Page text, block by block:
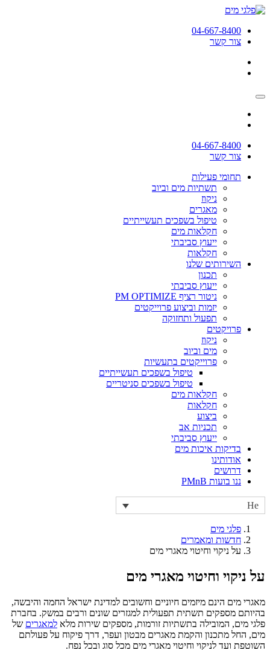
04-667-8400
צור קשר
04-667-8400
צור קשר
תחומי פעילות
תשתיות מים וביוב
ניקוז
מאגרים
טיפול בשפכים תעשייתיים
חקלאות מים
ייעוץ סביבתי
חקלאות
השירותים שלנו
תכנון
ייעוץ סביבתי
ניטור רציף PM OPTIMIZE
יזמות וביצוע פרוייקטים
תפעול ותחזוקה
פרויקטים
ניקוז
מים וביוב
פרוייקטים בתעשיות
טיפול בשפכים תעשייתיים
טיפול בשפכים סניטריים
חקלאות מים
חקלאות
ביצוע
תכניות אב
ייעוץ סביבתי
בדיקות איכות מים
אודותינו
דרושים
ננו בועות PMnB
He
פלגי מים
חדשות ומאמרים
על ניקוי וחיטוי מאגרי מים
על ניקוי וחיטוי מאגרי מים
מאגרי מים הינם מיזמים חיוניים וחשובים למדינת ישראל החמה והיבשה,
בהיותם מספקים תשתית תפעולית למגזרים שונים ורבים במשק. בחברת
פלגי מים, המובילה בתשתיות זורמות, מספקים שירות מלא למאגרים של
מים, החל מתכנון והקמת מאגרים מבטון ועפר, דרך פיקוח על פעולתם
השוטפת ועד לניקוי וחיטוי מאגרי מים מכל סוג ובכל נפח.